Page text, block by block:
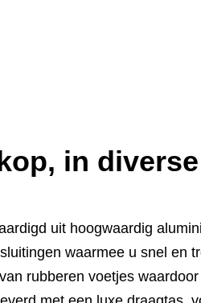
in diverse
uit hoogwaardig
waarmee u snel en
rubberen voetjes